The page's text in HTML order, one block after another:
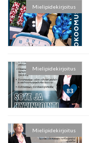
Mielipidekirjoitus
Mielipidekirjoitus
Mielipidekirjoitus